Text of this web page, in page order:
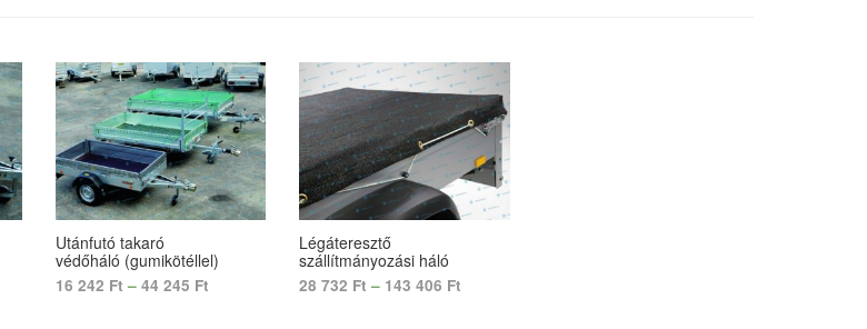
Utánfutó takaró
védőháló (gumikötéllel)
16 242 Ft – 44 245 Ft
Légáteresztő
szállítmányozási háló
28 732 Ft – 143 406 Ft